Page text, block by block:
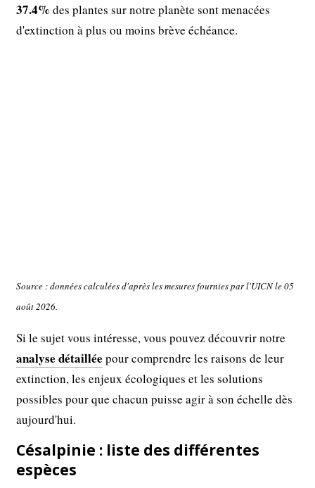
37.4% des plantes sur notre planète sont menacées
d'extinction à plus ou moins brève échéance.
Source : données calculées d'après les mesures fournies par l'UICN le 05
août 2026.
Si le sujet vous intéresse, vous pouvez découvrir notre
analyse détaillée pour comprendre les raisons de leur
extinction, les enjeux écologiques et les solutions
possibles pour que chacun puisse agir à son échelle dès
aujourd'hui.
Césalpinie : liste des différentes
espèces